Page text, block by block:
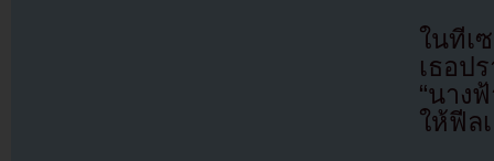
ในทีเ
เธอ
“นาง
ให้ฟีล